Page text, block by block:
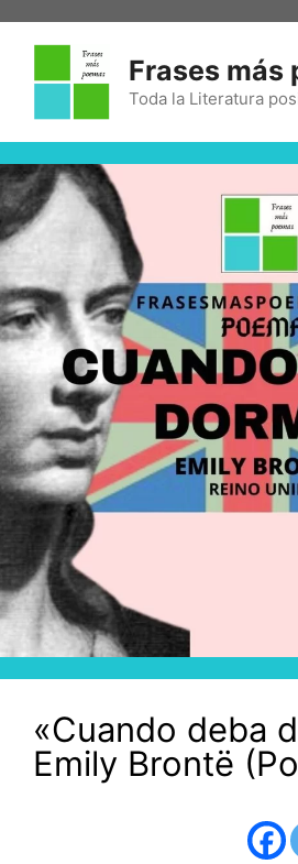
Frases más
Toda la Literatura
«Cuando deba
Emily Brontë